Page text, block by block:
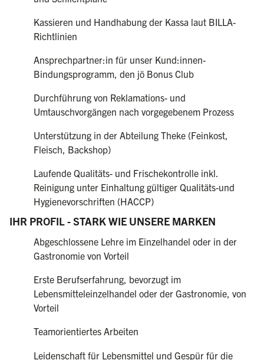
Kassieren und Handhabung der Kassa laut BILLA-
Richtlinien
Ansprechpartner:in für unser Kund:innen-
Bindungsprogramm, den jö Bonus Club
Durchführung von Reklamations- und
Umtauschvorgängen nach vorgegebenem Prozess
Unterstützung in der Abteilung Theke (Feinkost,
Fleisch, Backshop)
Laufende Qualitäts- und Frischekontrolle inkl.
Reinigung unter Einhaltung gültiger Qualitäts-und
Hygienevorschriften (HACCP)
IHR PROFIL - STARK WIE UNSERE MARKEN
Abgeschlossene Lehre im Einzelhandel oder in der
Gastronomie von Vorteil
Erste Berufserfahrung, bevorzugt im
Lebensmitteleinzelhandel oder der Gastronomie, von
Vorteil
Teamorientiertes Arbeiten
Leidenschaft für Lebensmittel und Gespür für die